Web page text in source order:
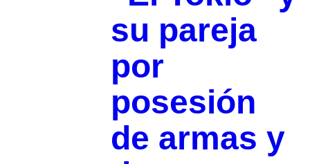
su pareja
por
posesión
de armas y